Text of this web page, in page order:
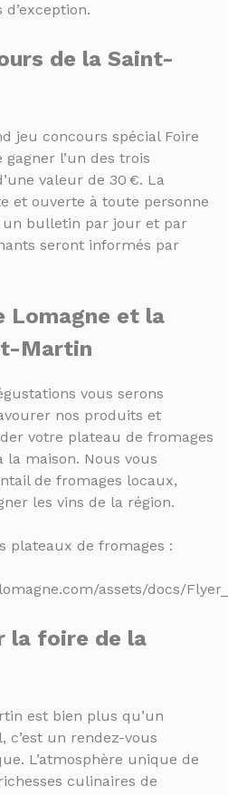
de la Saint-
jeu concours spécial Foire
l’un des trois
valeur de 30 €. La
et ouverte à toute personne
un bulletin par jour et par
seront informés par
Lomagne et la
Martin
vous serons
nos produits et
votre plateau de fromages
maison. Nous vous
de fromages locaux,
les vins de la région.
plateaux de fromages :
assets/docs/
la foire de la
est bien plus qu’un
c’est un rendez-vous
L’atmosphère unique de
culinaires de